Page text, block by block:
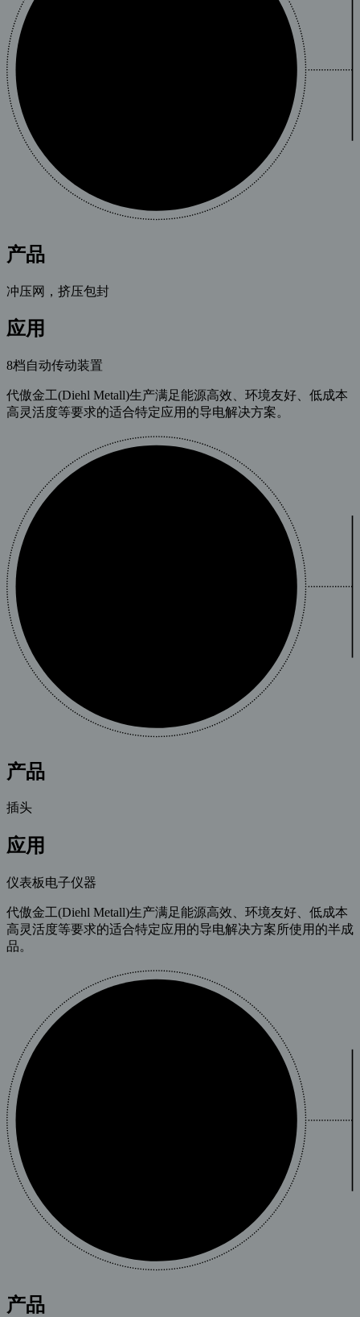
产品
冲压网，挤压包封
应用
8档自动传动装置
代傲金工(Diehl Metall)生产满足能源高效、环境友好、低成本
高灵活度等要求的适合特定应用的导电解决方案。
产品
插头
应用
仪表板电子仪器
代傲金工(Diehl Metall)生产满足能源高效、环境友好、低成本
高灵活度等要求的适合特定应用的导电解决方案所使用的半成
品。
产品